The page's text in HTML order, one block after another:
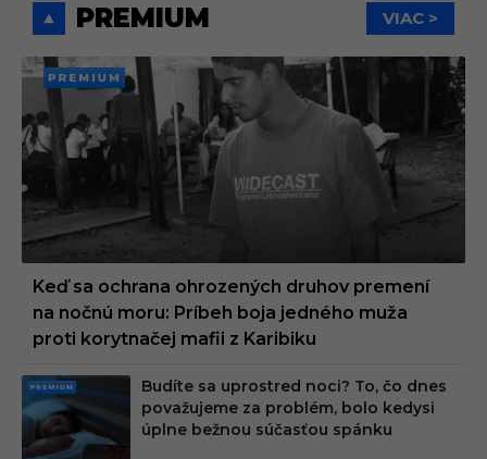
PREMIUM VIAC >
PREMI
UM
Keď sa ochrana ohrozených druhov premení
na nočnú moru: Príbeh boja jedného muža
proti korytnačej mafii z Karibiku
PRE
MIU
M
Budíte sa uprostred noci? To, čo dnes
považujeme za problém, bolo kedysi
úplne bežnou súčasťou spánku